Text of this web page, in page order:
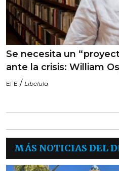
Se necesita un
ante la crisis: William
EFE / Libélula
MÁS NOTICIAS DEL